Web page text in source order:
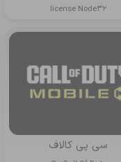
license Node32
سی پی کالاف